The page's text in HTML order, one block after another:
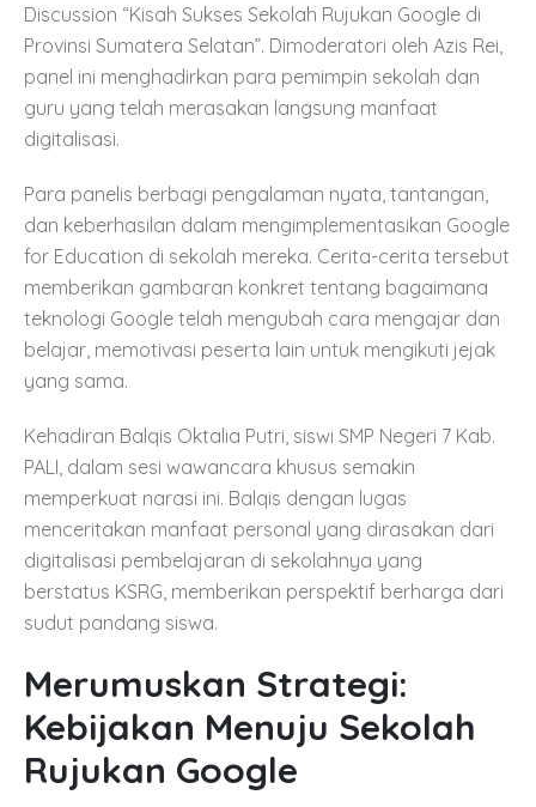
Discussion “Kisah Sukses Sekolah Rujukan Google di
Provinsi Sumatera Selatan”. Dimoderatori oleh Azis Rei,
panel ini menghadirkan para pemimpin sekolah dan
guru yang telah merasakan langsung manfaat
digitalisasi.
Para panelis berbagi pengalaman nyata, tantangan,
dan keberhasilan dalam mengimplementasikan Google
for Education di sekolah mereka. Cerita-cerita tersebut
memberikan gambaran konkret tentang bagaimana
teknologi Google telah mengubah cara mengajar dan
belajar, memotivasi peserta lain untuk mengikuti jejak
yang sama.
Kehadiran Balqis Oktalia Putri, siswi SMP Negeri 7 Kab.
PALI, dalam sesi wawancara khusus semakin
memperkuat narasi ini. Balqis dengan lugas
menceritakan manfaat personal yang dirasakan dari
digitalisasi pembelajaran di sekolahnya yang
berstatus KSRG, memberikan perspektif berharga dari
sudut pandang siswa.
Merumuskan Strategi:
Kebijakan Menuju Sekolah
Rujukan Google